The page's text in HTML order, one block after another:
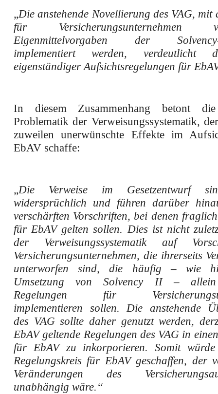
„Die anstehende Novellierung des VAG, mit
für Versicherungsunternehmen
Eigenmittelvorgaben der Solvency-
implementiert werden, verdeutlicht
eigenständiger Aufsichtsregelungen für
In diesem Zusammenhang betont
Problematik der Verweisungssystematik,
zuweilen unerwünschte Effekte im
EbAV schaffe:
„Die Verweise im Gesetzentwurf
widersprüchlich und führen darüber
verschärften Vorschriften, bei denen
für EbAV gelten sollen. Dies ist nicht
der Verweisungssystematik auf
Versicherungsunternehmen, die ihrerseits
unterworfen sind, die häufig – wie
Umsetzung von Solvency II – allein
Regelungen für
implementieren sollen. Die anstehende
des VAG sollte daher genutzt werden,
EbAV geltende Regelungen des VAG in
für EbAV zu inkorporieren. Somit
Regelungskreis für EbAV geschaffen, der
Veränderungen des
unabhängig wäre.“